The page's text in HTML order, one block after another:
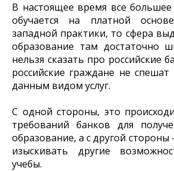
В настоящее время все большее
обучается на платной
западной практики, то сфера
образование там достаточно
нельзя сказать про российские
российские граждане не спешат
данным видом услуг.
С одной стороны, это
требований банков для
образование, а с другой
изыскивать другие
учебы.